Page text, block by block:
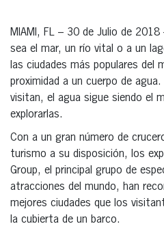
MIAMI, FL – 30 de Julio de 2018
sea el mar, un río vital o a un
las ciudades más populares del
proximidad a un cuerpo de
visitan, el agua sigue siendo el
explorarlas.
Con a un gran número de
turismo a su disposición, los
Group, el principal grupo de
atracciones del mundo, han
mejores ciudades que los
la cubierta de un barco.